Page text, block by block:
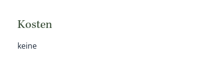
Kosten
keine